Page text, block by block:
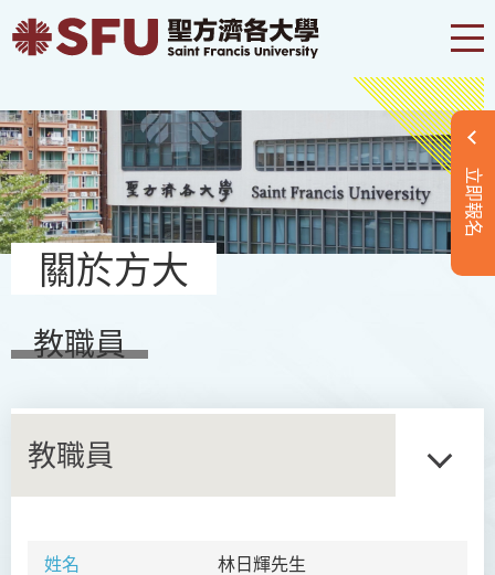
立即報名
關於方大
教職員
教職員
姓名 林日輝先生
學院簡介